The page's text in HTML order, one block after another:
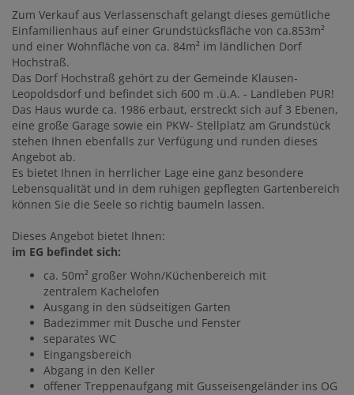
Zum Verkauf aus Verlassenschaft gelangt dieses gemütliche
Einfamilienhaus auf einer Grundstücksfläche von ca.853m²
und einer Wohnfläche von ca. 84m² im ländlichen Dorf
Hochstraß.
Das Dorf Hochstraß gehört zu der Gemeinde Klausen-
Leopoldsdorf und befindet sich 600 m .ü.A. - Landleben PUR!
Das Haus wurde ca. 1986 erbaut, erstreckt sich auf 3 Ebenen,
eine große Garage sowie ein PKW- Stellplatz am Grundstück
stehen Ihnen ebenfalls zur Verfügung und runden dieses
Angebot ab.
Es bietet Ihnen in herrlicher Lage eine ganz besondere
Lebensqualität und in dem ruhigen gepflegten Gartenbereich
können Sie die Seele so richtig baumeln lassen.
Dieses Angebot bietet Ihnen:
im EG befindet sich:
ca. 50m² großer Wohn/Küchenbereich mit
zentralem Kachelofen
Ausgang in den südseitigen Garten
Badezimmer mit Dusche und Fenster
separates WC
Eingangsbereich
Abgang in den Keller
offener Treppenaufgang mit Gusseisengeländer ins OG